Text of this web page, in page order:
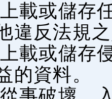
載或儲存
違反法規
載或儲存
的資料。